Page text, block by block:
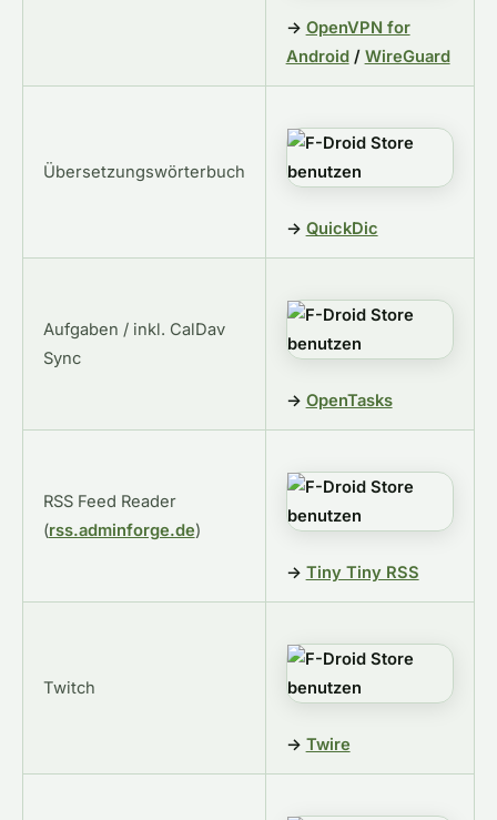
→ OpenVPN for
Android / WireGuard
Übersetzungswörterbuch
→ QuickDic
Aufgaben / inkl. CalDav
Sync
→ OpenTasks
RSS Feed Reader
(rss.adminforge.de)
→ Tiny Tiny RSS
Twitch
→ Twire